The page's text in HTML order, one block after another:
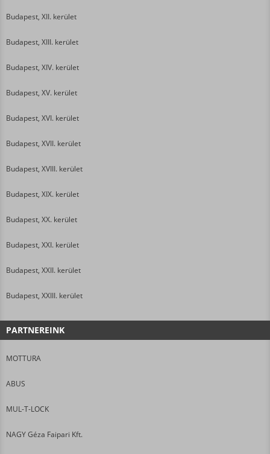
Budapest, XII. kerület
Budapest, XIII. kerület
Budapest, XIV. kerület
Budapest, XV. kerület
Budapest, XVI. kerület
Budapest, XVII. kerület
Budapest, XVIII. kerület
Budapest, XIX. kerület
Budapest, XX. kerület
Budapest, XXI. kerület
Budapest, XXII. kerület
Budapest, XXIII. kerület
PARTNEREINK
MOTTURA
ABUS
MUL-T-LOCK
NAGY Géza Faipari Kft.